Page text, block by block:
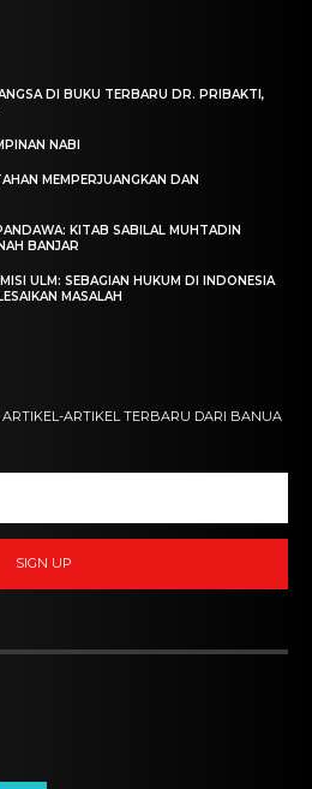
DI BUKU TERBARU DR. PRIBAKTI,
NABI
MEMPERJUANGKAN DAN
KITAB SABILAL MUHTADIN
BANJAR
ULM: SEBAGIAN HUKUM DI INDONESIA
MASALAH
ARTIKEL TERBARU DARI BANUA
SIGN UP